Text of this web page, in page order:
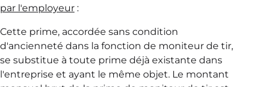
par l'employeur :
Cette prime, accordée sans condition
d'ancienneté dans la fonction de moniteur de tir,
se substitue à toute prime déjà existante dans
l'entreprise et ayant le même objet. Le montant